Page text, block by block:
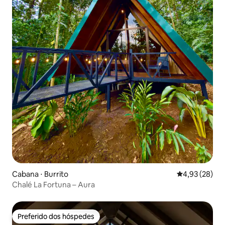
Cabana ⋅ Burrito 4,93 de uma
4,93 (28)
Chalé La Fortuna – Aura
Preferido dos hóspedes
Preferido dos hóspedes